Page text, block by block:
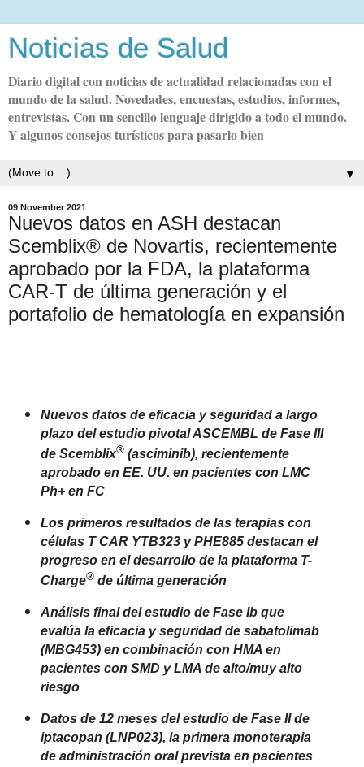
Noticias de Salud
Diario digital con noticias de actualidad relacionadas con el
mundo de la salud. Novedades, encuestas, estudios, informes,
entrevistas. Con un sencillo lenguaje dirigido a todo el mundo.
Y algunos consejos turísticos para pasarlo bien
▼
09 November 2021
Nuevos datos en ASH destacan
Scemblix® de Novartis, recientemente
aprobado por la FDA, la plataforma
CAR-T de última generación y el
portafolio de hematología en expansión
Nuevos datos de eficacia y seguridad a largo
plazo del estudio pivotal ASCEMBL de Fase III
de Scemblix®(asciminib), recientemente
aprobado en EE. UU. en pacientes con LMC
Ph+ en FC
Los primeros resultados de las terapias con
células T CAR YTB323 y PHE885 destacan el
progreso en el desarrollo de la plataforma T-
Charge®de última generación
Análisis final del estudio de Fase Ib que
evalúa la eficacia y seguridad de sabatolimab
(MBG453) en combinación con HMA en
pacientes con SMD y LMA de alto/muy alto
riesgo
Datos de 12 meses del estudio de Fase II de
iptacopan (LNP023), la primera monoterapia
de administración oral prevista en pacientes